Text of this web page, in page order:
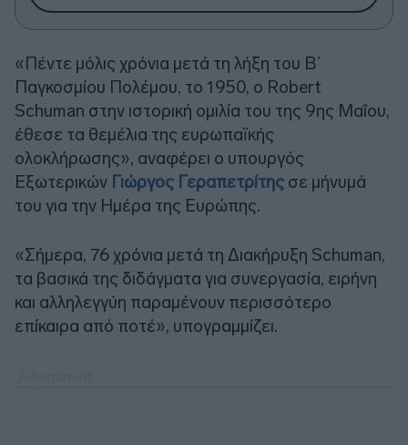
«Πέντε μόλις χρόνια μετά τη λήξη του Β΄
Παγκοσμίου Πολέμου, το 1950, ο Robert
Schuman στην ιστορική ομιλία του της 9ης Μαΐου,
έθεσε τα θεμέλια της ευρωπαϊκής
ολοκλήρωσης», αναφέρει ο υπουργός
Εξωτερικών Γιώργος Γεραπετρίτης σε μήνυμά
του για την Ημέρα της Ευρώπης.
«Σήμερα, 76 χρόνια μετά τη Διακήρυξη Schuman,
τα βασικά της διδάγματα για συνεργασία, ειρήνη
και αλληλεγγύη παραμένουν περισσότερο
επίκαιρα από ποτέ», υπογραμμίζει.